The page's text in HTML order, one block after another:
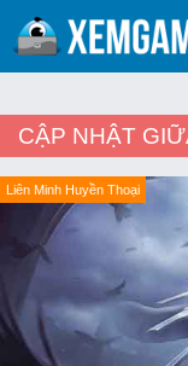
CẬP NHẬT
Liên Minh Huyền Thoại